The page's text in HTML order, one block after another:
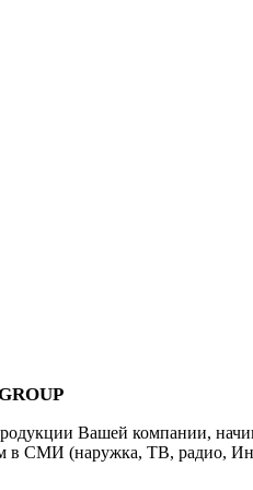
Вашей компании,
в СМИ (наружка, ТВ, радио,